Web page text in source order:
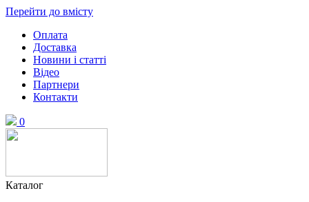
Перейти до вмісту
Оплата
Доставка
Новини і статті
Відео
Партнери
Контакти
0
Каталог